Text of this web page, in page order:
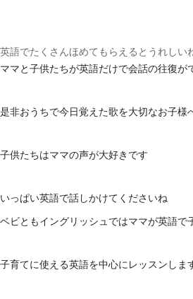
英語でたくさんほめてもらえるとうれしい
ママと子供たちが英語だけで会話の往復
是非おうちで今日覚えた歌を大切なお子様
子供たちはママの声が大好きです
いっぱい英語で話しかけてくださいね
ベビともイングリッシュではママが英語で
子育てに使える英語を中心にレッスンしま